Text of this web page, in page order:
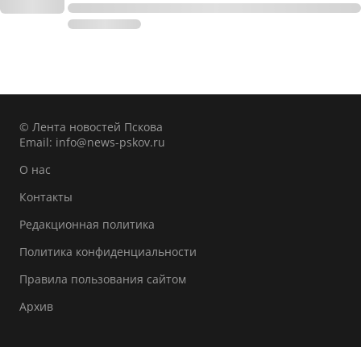
© Лента новостей Пскова
Email: info@news-pskov.ru
О нас
Контакты
Редакционная политика
Политика конфиденциальности
Правила пользования сайтом
Архив